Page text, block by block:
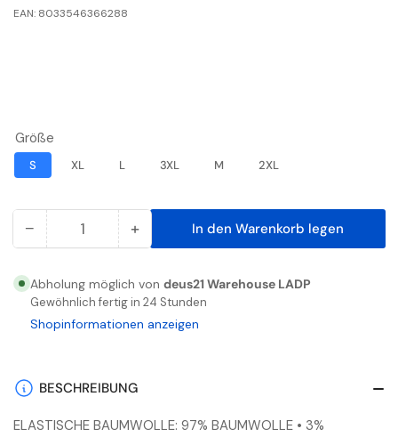
EAN: 8033546366288
Größe
S XL L 3XL M 2XL
− Menge
für
ENJOY
WEAR
IRON
Anzahl +Menge
für
ENJOY
WEAR
IRON
In den Warenkorb legen
Abholung möglich von deus21 Warehouse LADP
Gewöhnlich fertig in 24 Stunden
Shopinformationen anzeigen
BESCHREIBUNG
ELASTISCHE BAUMWOLLE: 97% BAUMWOLLE • 3%